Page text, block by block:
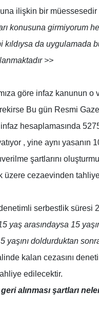
ilişkin bir müessesedir
konusuna girmiyorum
da uygulamada
>>
göre infaz kanunun
Bu gün Resmi
hesaplamasında
, yine aynı yasanın
şartlarını
üzere cezaevinden
serbestlik süresi 2
yaş arasındaysa 15
yaşını doldurduktan
kalan cezasını
edilecektir.
alınması şartları